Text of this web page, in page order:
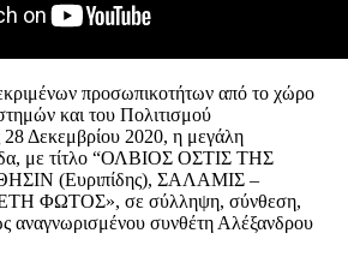
προσωπικοτήτων από το χώρο
και του Πολιτισμού
28 Δεκεμβρίου 2020, η μεγάλη
με τίτλο “ΟΛΒΙΟΣ ΟΣΤΙΣ ΤΗΣ
(Ευριπίδης), ΣΑΛΑΜΙΣ –
ΦΩΤΟΣ», σε σύλληψη, σύνθεση,
αναγνωρισμένου συνθέτη Αλέξανδρου